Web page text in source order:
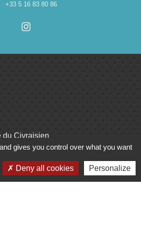
+33 5 16 83 80 86
du Civraisien
de
gives you control over what you want
Deny all cookies Personalize